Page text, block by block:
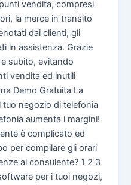
vendita, compresi
la merce in transito
dai clienti, gli
in assistenza. Grazie
subito, evitando
vendita ed inutili
Demo Gratuita La
negozio di telefonia
aumenta i margini!
è complicato ed
per compilare gli orari
al consulente? 1 2 3
per i tuoi negozi,